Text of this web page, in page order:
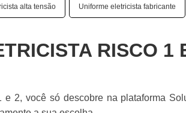
alta tensão Uniforme eletricista fabricante
RISCO 1
e 2, você só descobre na plataforma